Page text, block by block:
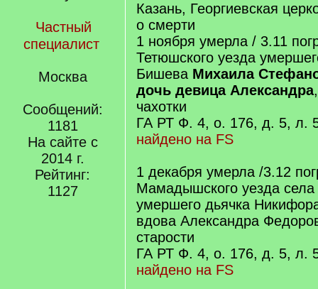
Частный
специалист
Москва
Сообщений:
1181
На сайте с
2014 г.
Рейтинг:
1127
Казань, Георгиевская
о смерти
1 ноября умерла / 3.11
Тетюшского уезда
Бишева Михаила
дочь девица Александра
чахотки
ГА РТ Ф. 4, о. 176, д. 5, л.
найдено на FS
1 декабря умерла /3.12
Мамадышского уезда села
умершего дьячка
вдова Александра
старости
ГА РТ Ф. 4, о. 176, д. 5, л.
найдено на FS